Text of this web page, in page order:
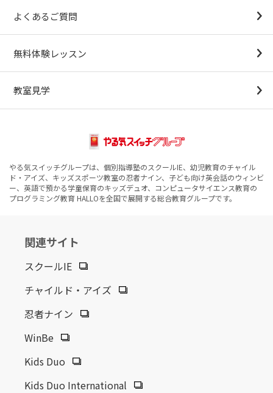
よくあるご質問
無料体験レッスン
教室見学
やる気スイッチグループは、個別指導塾のスクールIE、幼児教育のチャイル
ド・アイズ、キッズスポーツ教室の忍者ナイン、子ども向け英会話のウィンビ
ー、英語で預かる学童保育のキッズデュオ、コンピュータサイエンス教育の
プログラミング教育 HALLOを全国で展開する総合教育グループです。
関連サイト
スクールIE
チャイルド・アイズ
忍者ナイン
WinBe
Kids Duo
Kids Duo International